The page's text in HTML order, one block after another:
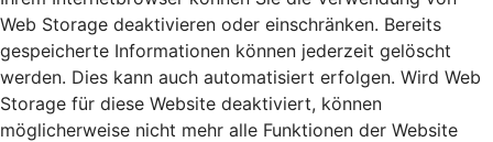
Web Storage deaktivieren oder einschränken. Bereits
gespeicherte Informationen können jederzeit gelöscht
werden. Dies kann auch automatisiert erfolgen. Wird Web
Storage für diese Website deaktiviert, können
möglicherweise nicht mehr alle Funktionen der Website